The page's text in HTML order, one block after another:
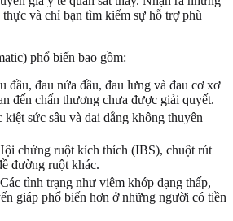
và chỉ bạn tìm kiếm sự hỗ trợ phù
phổ biến bao gồm:
đầu, đau nửa đầu, đau lưng và đau cơ xơ
đến chấn thương chưa được giải quyết.
kiệt sức sâu và dai dẳng không thuyên
chứng ruột kích thích (IBS), chuột rút
đường ruột khác.
Các tình trạng như viêm khớp dạng thấp,
giáp phổ biến hơn ở những người có tiền